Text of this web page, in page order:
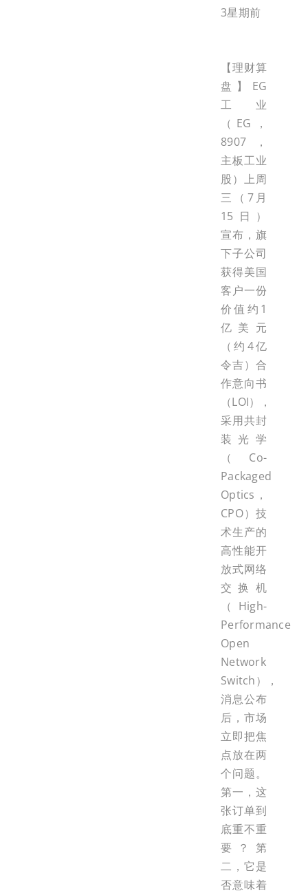
3星期前
【理财算
盘】EG
工业
（EG，
8907，
主板工业
股）上周
三（7月
15日）
宣布，旗
下子公司
获得美国
客户一份
价值约1
亿美元
（约4亿
令吉）合
作意向书
（LOI），
采用共封
装光学
（Co-
Packaged
Optics，
CPO）技
术生产的
高性能开
放式网络
交换机
（High-
Performance
Open
Network
Switch），
消息公布
后，市场
立即把焦
点放在两
个问题。
第一，这
张订单到
底重不重
要？第
二，它是
否意味着